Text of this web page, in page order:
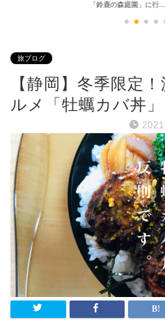
気分が楽しめる」穴...
旅ブログ
【静岡】冬季限定
ルメ「牡蠣カバ丼